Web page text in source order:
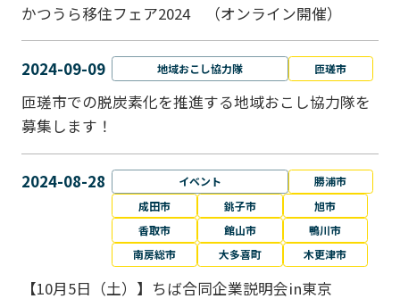
かつうら移住フェア2024 （オンライン開催）
2024-09-09 地域おこし協力隊 匝瑳市
匝瑳市での脱炭素化を推進する地域おこし協⼒隊を
募集します！
2024-08-28 イベント
勝浦市
成田市
銚子市
旭市
香取市
館山市
鴨川市
南房総市
大多喜町 木更津市
【10月5日（土）】ちば合同企業説明会in東京